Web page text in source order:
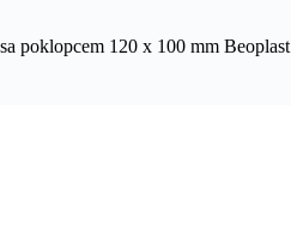
poklopcem 120 x 100 mm Beoplast